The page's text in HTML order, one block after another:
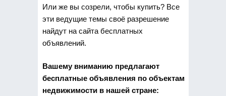
Или же вы созрели, чтобы купить? Все
эти ведущие темы своё разрешение
найдут на сайта бесплатных
объявлений.
Вашему вниманию предлагают
бесплатные объявления по объектам
недвижимости в нашей стране: